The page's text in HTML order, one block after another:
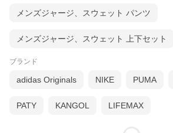
ー Supplier Information ー
K&K collectionは、各ブランドの日本正規輸
を結んだショップです。
メンズジャージ、スウェット パンツ
メンズジャージ、スウェット 上下セット
ブランド
adidas Originals NIKE PUMA
PATY KANGOL LIFEMAX